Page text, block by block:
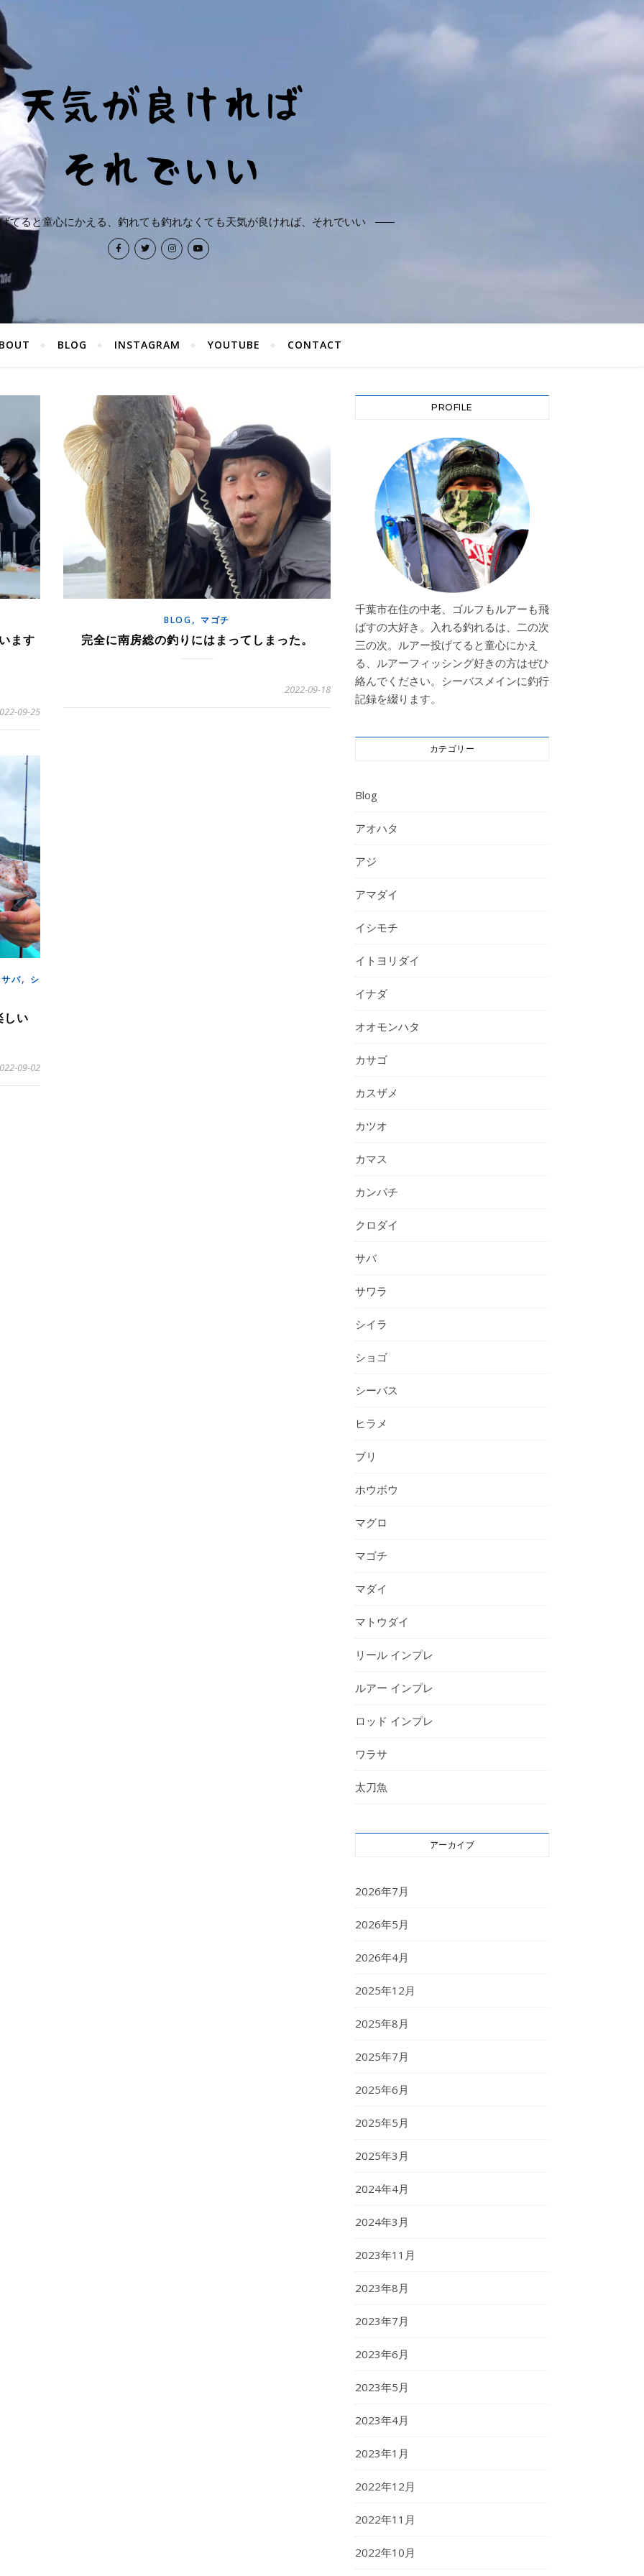
てると童心にかえる、釣れても釣れなくても天気が良ければ、それでいい
BLOG INSTAGRAM YOUTUBE CONTACT
ます
09-25
BLOG, マゴチ
完全に南房総の釣りにはまってしまった。
2022-09-18
サバ, シ
しい
09-02
PROFILE
千葉市在住の中老、ゴルフもルアーも飛
ばすの大好き。入れる釣れるは、二の次
三の次。ルアー投げてると童心にかえ
る、ルアーフィッシング好きの方はぜひ
絡んでください。シーバスメインに釣行
記録を綴ります。
カテゴリー
Blog
アオハタ
アジ
アマダイ
イシモチ
イトヨリダイ
イナダ
オオモンハタ
カサゴ
カスザメ
カツオ
カマス
カンパチ
クロダイ
サバ
サワラ
シイラ
ショゴ
シーバス
ヒラメ
ブリ
ホウボウ
マグロ
マゴチ
マダイ
マトウダイ
リール インプレ
ルアー インプレ
ロッド インプレ
ワラサ
太刀魚
アーカイブ
2026年7月
2026年5月
2026年4月
2025年12月
2025年8月
2025年7月
2025年6月
2025年5月
2025年3月
2024年4月
2024年3月
2023年11月
2023年8月
2023年7月
2023年6月
2023年5月
2023年4月
2023年1月
2022年12月
2022年11月
2022年10月